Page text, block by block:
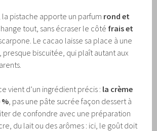
la pistache apporte un parfum rond et
tout, sans écraser le côté frais et
Le cacao laisse sa place à une
biscuitée, qui plaît autant aux
vient d’un ingrédient précis : la crème
% , pas une pâte sucrée façon dessert à
de confondre avec une préparation
du lait ou des arômes : ici, le goût doit